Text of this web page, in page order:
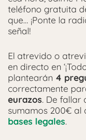
teléfono gratuita
que… ¡Ponte la
señal!
El atrevido o
en directo en
plantearán 4
correctamente
eurazos. De fallar
sumamos 200€ al
bases legales.